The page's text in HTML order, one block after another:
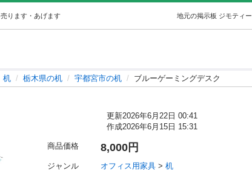
売ります・あげます 地元の掲示板 ジモティー
机 栃木県の机 宇都宮市の机 ブルーゲーミングデスク
更新2026年6月22日 00:41
作成2026年6月15日 15:31
商品価格 8,000円
ジャンル オフィス用家具 > 机